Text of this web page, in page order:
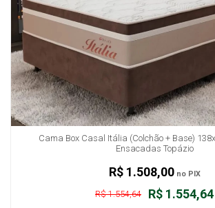
Cama Box Casal Itália (Colchão + Base)
Ensacadas Topázio
R$ 1.554,64
R$ 1.554,64
R$ 1.508,00no PIX